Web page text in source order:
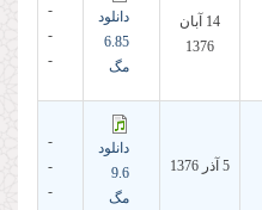
14 آبان
1376
دانلود
6.85
مگ
-
-
-
5 آذر 1376
دانلود
9.6
مگ
-
-
-